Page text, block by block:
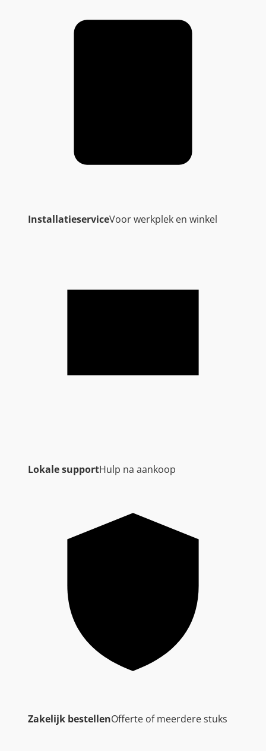
InstallatieserviceVoor werkplek en winkel
Lokale supportHulp na aankoop
Zakelijk bestellenOfferte of meerdere stuks